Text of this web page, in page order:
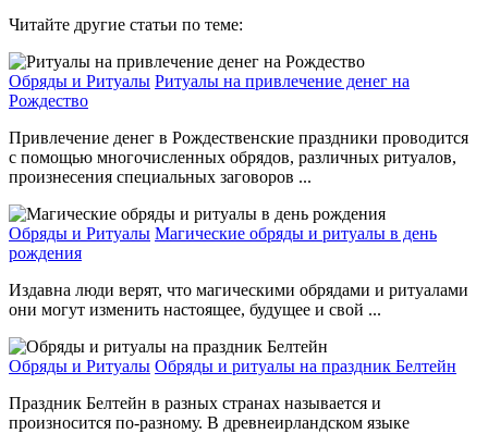
Читайте другие статьи по теме:
Обряды и Ритуалы Ритуалы на привлечение денег на
Рождество
Привлечение денег в Рождественские праздники проводится
с помощью многочисленных обрядов, различных ритуалов,
произнесения специальных заговоров ...
Обряды и Ритуалы Магические обряды и ритуалы в день
рождения
Издавна люди верят, что магическими обрядами и ритуалами
они могут изменить настоящее, будущее и свой ...
Обряды и Ритуалы Обряды и ритуалы на праздник Белтейн
Праздник Белтейн в разных странах называется и
произносится по-разному. В древнеирландском языке